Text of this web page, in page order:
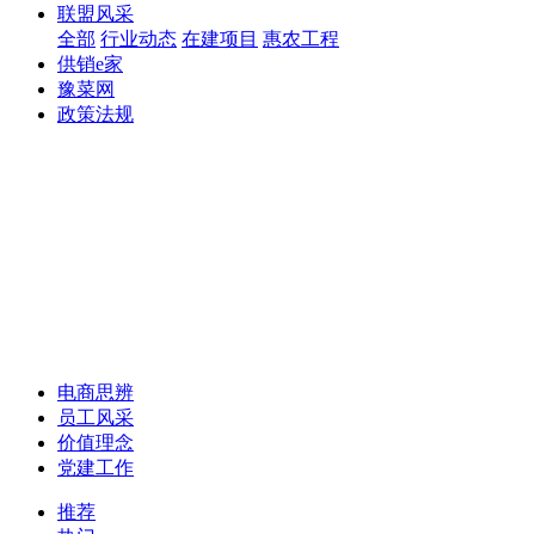
联盟风采
全部 行业动态 在建项目 惠农工程
供销e家
豫菜网
政策法规
电商思辨
员工风采
价值理念
党建工作
推荐